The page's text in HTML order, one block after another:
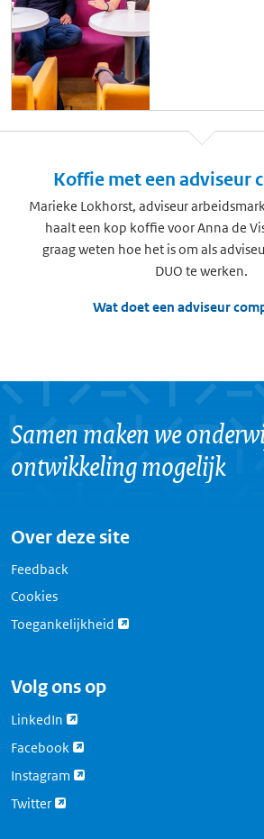
Koffie met een adviseur
Marieke Lokhorst, adviseur
haalt een kop koffie voor Anna de
graag weten hoe het is om als
DUO te werken.
Wat doet een adviseur
Samen maken we
ontwikkeling mogelijk
Over deze site
Feedback
Cookies
Toegankelijkheid
Volg ons op
LinkedIn
externe
pagina
Facebook
Instagram
Twitter